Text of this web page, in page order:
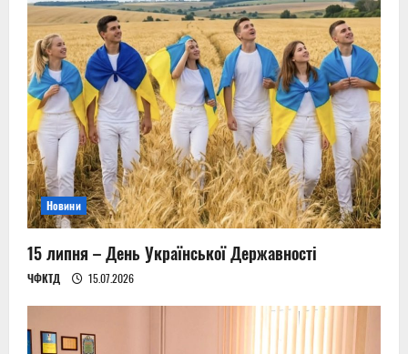
Новини
15 липня – День Української Державності
ЧФКТД 15.07.2026